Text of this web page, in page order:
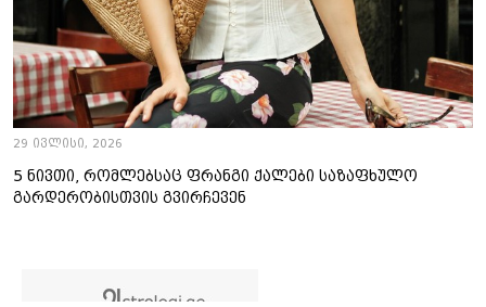
29 ივლისი, 2026
5 ნივთი, რომლებსაც ფრანგი ქალები საზაფხულო
გარდერობისთვის გვირჩევენ